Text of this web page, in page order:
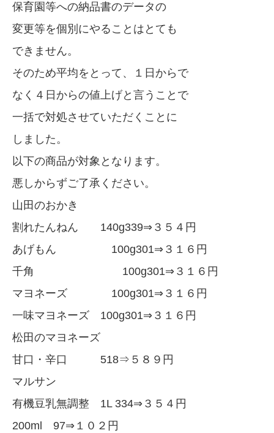
保育園等への納品書のデータの
変更等を個別にやることはとても
できません。
そのため平均をとって、１日からで
なく４日からの値上げと言うことで
一括で対処させていただくことに
しました。
以下の商品が対象となります。
悪しからずご了承ください。
山田のおかき
割れたんねん 140g339⇒３５４円
あげもん 100g301⇒３１６円
千角 100g301⇒３１６円
マヨネーズ 100g301⇒３１６円
一味マヨネーズ 100g301⇒３１６円
松田のマヨネーズ
甘口・辛口 518⇒５８９円
マルサン
有機豆乳無調整 1L 334⇒３５４円
200ml 97⇒１０２円